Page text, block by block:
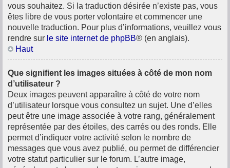
vous souhaitez. Si la traduction désirée n’existe pas, vous
êtes libre de vous porter volontaire et commencer une
nouvelle traduction. Pour plus d’informations, veuillez vous
rendre sur le site internet de phpBB® (en anglais).
Haut
Que signifient les images situées à côté de mon nom
d’utilisateur ?
Deux images peuvent apparaître à côté de votre nom
d’utilisateur lorsque vous consultez un sujet. Une d’elles
peut être une image associée à votre rang, généralement
représentée par des étoiles, des carrés ou des ronds. Elle
permet d’indiquer votre activité selon le nombre de
messages que vous avez publié, ou permet de différencier
votre statut particulier sur le forum. L’autre image,